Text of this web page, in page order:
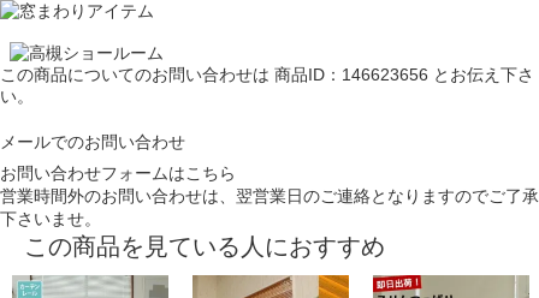
この商品についてのお問い合わせは 商品ID：146623656 とお伝え下さ
い。
メールでのお問い合わせ
お問い合わせフォームはこちら
営業時間外のお問い合わせは、翌営業日のご連絡となりますのでご了承
下さいませ。
この商品を見ている人におすすめ